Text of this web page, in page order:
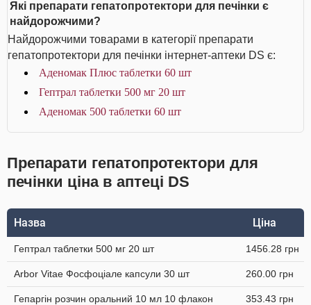
Які препарати гепатопротектори для печінки є
найдорожчими?
Найдорожчими товарами в категорії препарати
гепатопротектори для печінки інтернет-аптеки DS є:
Аденомак Плюс таблетки 60 шт
Гептрал таблетки 500 мг 20 шт
Аденомак 500 таблетки 60 шт
Препарати гепатопротектори для
печінки ціна в аптеці DS
Назва Ціна
Гептрал таблетки 500 мг 20 шт 1456.28 грн
Arbor Vitae Фосфоціале капсули 30 шт 260.00 грн
Гепаргін розчин оральний 10 мл 10 флакон 353.43 грн